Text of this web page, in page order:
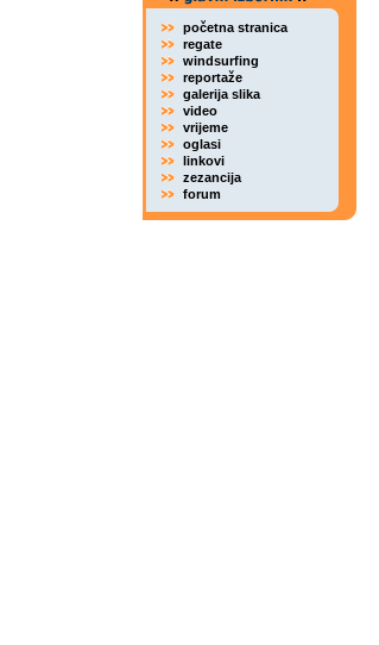
početna stranica
regate
windsurfing
reportaže
galerija slika
video
vrijeme
oglasi
linkovi
zezancija
forum